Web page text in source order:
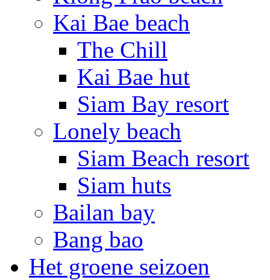
Kai Bae beach
The Chill
Kai Bae hut
Siam Bay resort
Lonely beach
Siam Beach resort
Siam huts
Bailan bay
Bang bao
Het groene seizoen